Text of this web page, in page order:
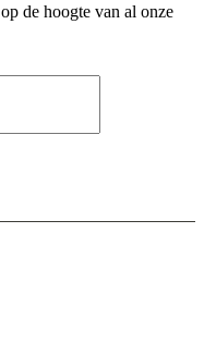
de hoogte van al onze